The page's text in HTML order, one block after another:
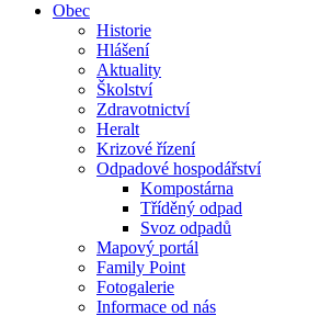
Obec
Historie
Hlášení
Aktuality
Školství
Zdravotnictví
Heralt
Krizové řízení
Odpadové hospodářství
Kompostárna
Tříděný odpad
Svoz odpadů
Mapový portál
Family Point
Fotogalerie
Informace od nás